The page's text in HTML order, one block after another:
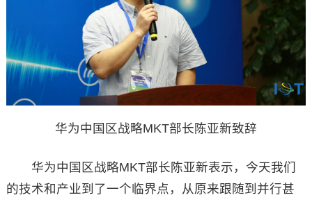
华为中国区战略MKT部长陈亚新致辞
华为中国区战略MKT部长陈亚新表示，今天我们
的技术和产业到了一个临界点，从原来跟随到并行甚